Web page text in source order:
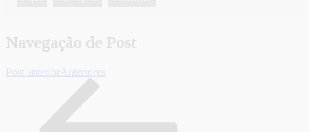
Navegação de Post
Post anterior Anteriores